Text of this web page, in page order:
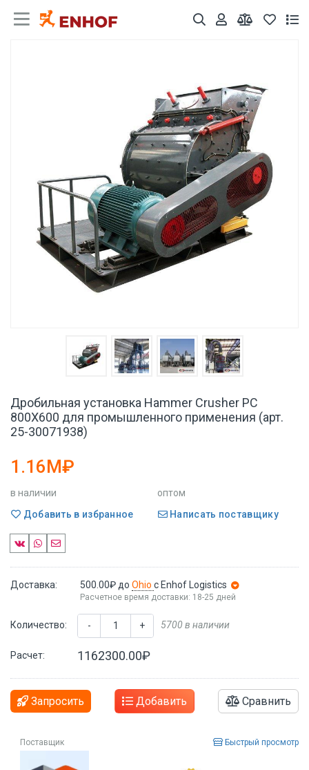
Дробильная установка Hammer Crusher PC
800X600 для промышленного применения (арт.
25-30071938)
1.16M₽
в наличии
оптом
Добавить в избранное
Написать поставщику
Доставка: 500.00₽ до Ohio с Enhof Logistics
Расчетное время доставки: 18-25 дней
Количество: - + 5700 в наличии
Расчет: 1162300.00₽
Запросить Добавить Сравнить
Поставщик Быстрый просмотр